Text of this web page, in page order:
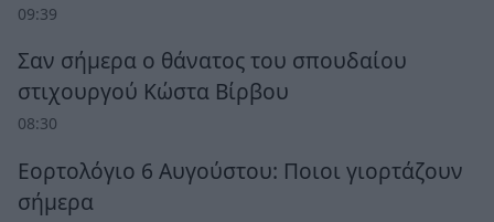
09:39
Σαν σήμερα ο θάνατος του σπουδαίου
στιχουργού Κώστα Βίρβου
08:30
Εορτολόγιο 6 Αυγούστου: Ποιοι γιορτάζουν
σήμερα